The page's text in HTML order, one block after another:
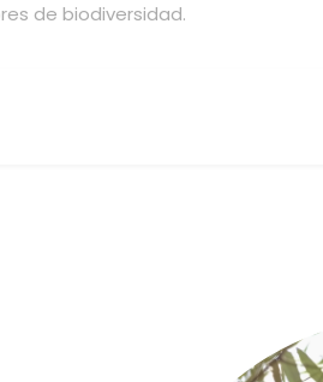
de biodiversidad.